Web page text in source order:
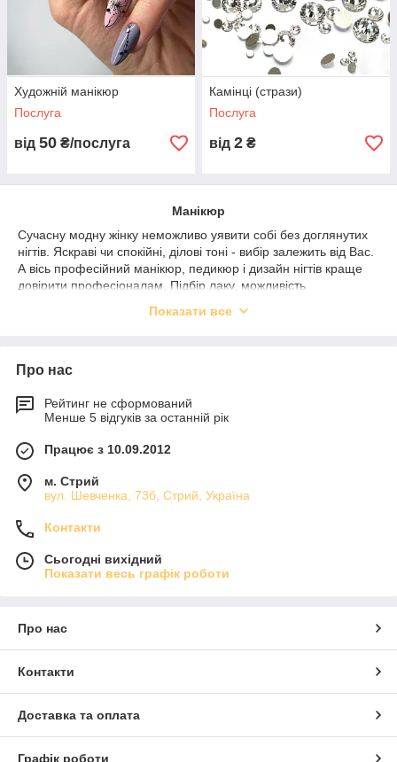
Художній манікюр
Послуга
від 50 ₴/послуга
Камінці (стрази)
Послуга
від 2 ₴
Манікюр
Сучасну модну жінку неможливо уявити собі без доглянутих
нігтів. Яскраві чи спокійні, ділові тоні - вибір залежить від Вас.
А вісь професійний манікюр, педикюр і дизайн нігтів краще
довірити професіоналам. Підбір лаку, можливість
лікування нігтів - все це входить до послуг, що надаються
• Апаратний манікюр
• Парафінотерапію
• Нарощення нігтів
• Дизайн нігтів
• Покриття нігтів гель-лаком та лаками Vinilux
Якщо Ви встали перед вибором, який манікюр підійде саме
Вам, зверніться до фахівців нашого салону. Вони розкажуть
про особливості кожної з процедур манікюру, і допоможуть
Використовується професійна косметика:
Косметика по догляду за нігтями та шкірою рук
Гель-лак- Gelish, Koto, Angel
Матеріали для нарощення
Показати все
Про нас
Рейтинг не сформований
Менше 5 відгуків за останній рік
Працює з 10.09.2012
м. Стрий
вул. Шевченка, 73б, Стрий, Україна
Контакти
Сьогодні вихідний
Показати весь графік роботи
Про нас
Контакти
Доставка та оплата
Графік роботи